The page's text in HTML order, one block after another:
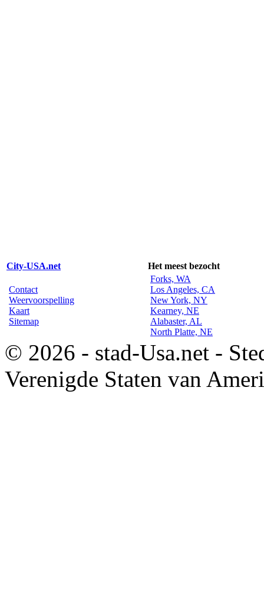
City-USA.net Het meest bezocht
Contact
Weervoorspelling
Kaart
Sitemap
Forks, WA
Los Angeles, CA
New York, NY
Kearney, NE
Alabaster, AL
North Platte, NE
© 2026 - stad-Usa.net -
Verenigde Staten van